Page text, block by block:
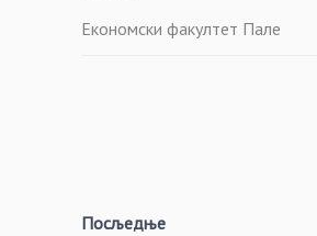
Економски факултет Пале
Посљедње